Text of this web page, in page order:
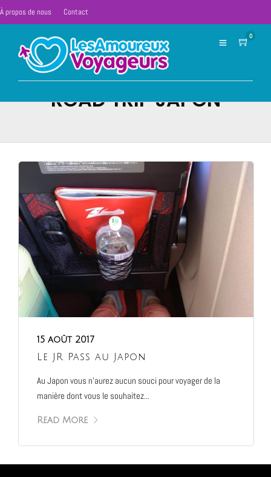
À propos de nous Contact
0
ROAD TRIP JAPON
15 août 2017
Le JR Pass au Japon
Au Japon vous n’aurez aucun souci pour voyager de la
manière dont vous le souhaitez...
Read More